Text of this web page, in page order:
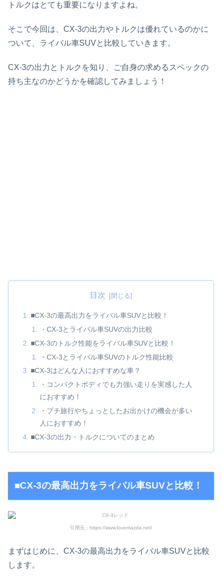
トルクはとても重要になりますよね。
そこで今回は、CX-3の出力やトルクは優れているのかに
ついて、ライバル車SUVと比較していきます。
CX-3の出力とトルクを知り、ご自身の求めるスペックの
持ち主なのかどうかを確認してみましょう！
目次
■CX-3の最高出力をライバル車SUVと比較！
・CX-3とライバル車SUVの出力比較
■CX-3のトルク性能をライバル車SUVと比較！
・CX-3とライバル車SUVのトルク性能比較
■CX-3はどんな人におすすめな車？
・コンパクトボディでも力強い走りを実感した人
におすすめ！
・プチ旅行やちょっとしたお出かけの機会が多い
人におすすめ！
■CX-3の出力・トルクについてのまとめ
■CX-3の最高出力をライバル車SUVと比較！
引用元：https://www.lovemazda.net/
まずはじめに、CX-3の最高出力をライバル車SUVと比較
します。